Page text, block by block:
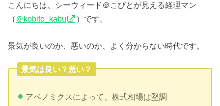
こんにちは、シーウィード＠こびとが見える経理マン
（ ＠kobito_kabu ）です。
景気が良いのか、悪いのか、よく分からない時代です。
景気は良い？悪い？
アベノミクスによって、株式相場は堅調